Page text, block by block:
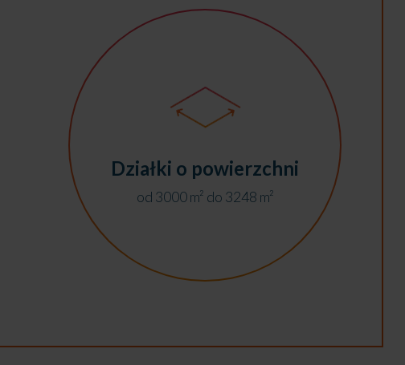
Działki o powierzchni
od 3000 m² do 3248 m²